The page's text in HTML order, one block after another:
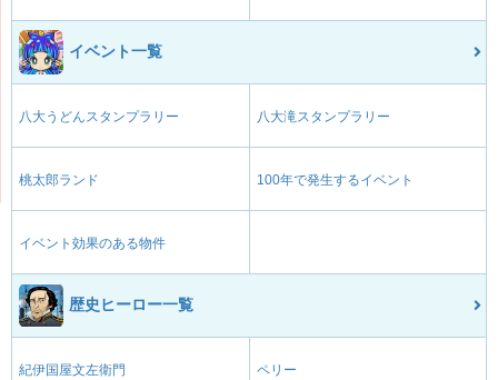
イベント一覧
八大うどんスタンプラリー 八大滝スタンプラリー
桃太郎ランド 100年で発生するイベント
イベント効果のある物件
歴史ヒーロー一覧
紀伊国屋文左衛門 ペリー